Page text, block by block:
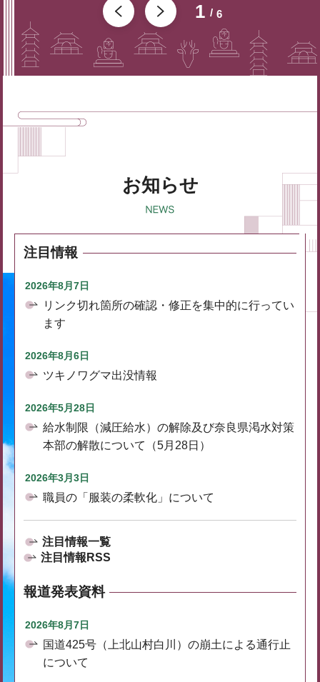
1 6
お知らせ
注目情報
2026年8月7日
リンク切れ箇所の確認・修正を集中的に行ってい
ます
2026年8月6日
ツキノワグマ出没情報
2026年5月28日
給水制限（減圧給水）の解除及び奈良県渇水対策
本部の解散について（5月28日）
2026年3月3日
職員の「服装の柔軟化」について
注目情報一覧
注目情報RSS
報道発表資料
2026年8月7日
国道425号（上北山村白川）の崩土による通行止
について